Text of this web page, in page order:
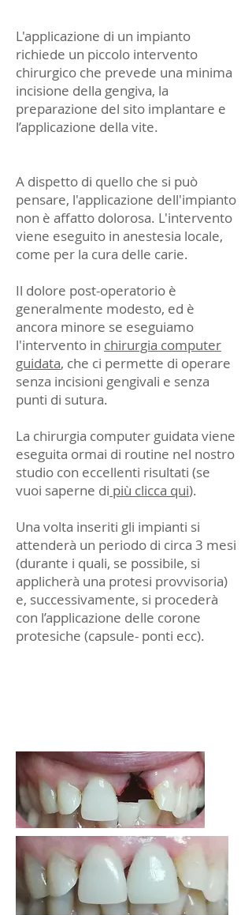
L'applicazione di un impianto
richiede un piccolo intervento
chirurgico che prevede una minima
incisione della gengiva, la
preparazione del sito implantare e
l’applicazione della vite.
A dispetto di quello che si può
pensare, l'applicazione dell'impianto
non è affatto dolorosa. L'intervento
viene eseguito in anestesia locale,
come per la cura delle carie.
Il dolore post-operatorio è
generalmente modesto, ed è
ancora minore se eseguiamo
l'intervento in chirurgia computer
guidata, che ci permette di operare
senza incisioni gengivali e senza
punti di sutura.
La chirurgia computer guidata viene
eseguita ormai di routine nel nostro
studio con eccellenti risultati (se
vuoi saperne di più clicca qui).
Una volta inseriti gli impianti si
attenderà un periodo di circa 3 mesi
(durante i quali, se possibile, si
applicherà una protesi provvisoria)
e, successivamente, si procederà
con l’applicazione delle corone
protesiche (capsule- ponti ecc).